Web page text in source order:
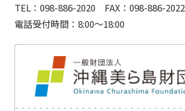
TEL：098-886-2020 FAX：098-886-2022
電話受付時間：8:00～18:00